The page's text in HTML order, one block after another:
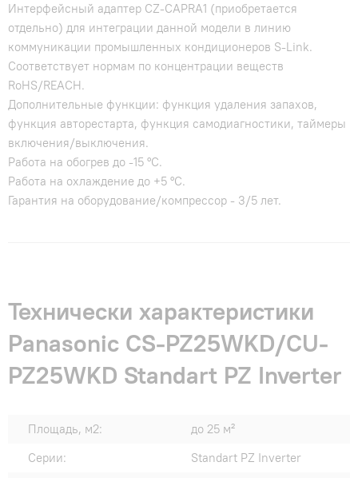
Интерфейсный адаптер CZ-CAPRA1 (приобретается
отдельно) для интеграции данной модели в линию
коммуникации промышленных кондиционеров S-Link.
Соответствует нормам по концентрации веществ
RoHS/REACH.
Дополнительные функции: функция удаления запахов,
функция авторестарта, функция самодиагностики, таймеры
включения/выключения.
Работа на обогрев до -15 °С.
Работа на охлаждение до +5 °С.
Гарантия на оборудование/компрессор - 3/5 лет.
Технически характеристики
Panasonic CS-PZ25WKD/CU-
PZ25WKD Standart PZ Inverter
Площадь, м2:
до 25 м²
Серии:
Standart PZ Inverter